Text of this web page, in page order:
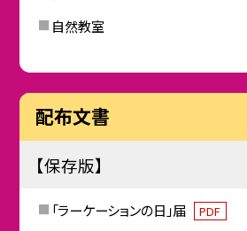
自然教室
配布文書
【保存版】
「ラーケーションの日」届 PDF